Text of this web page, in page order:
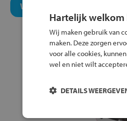
Welk onderwijsconcept
Hartelijk welkom
Wij maken gebruik van
maken. Deze zorgen
voor alle cookies,
wel en niet wilt
DETAILS